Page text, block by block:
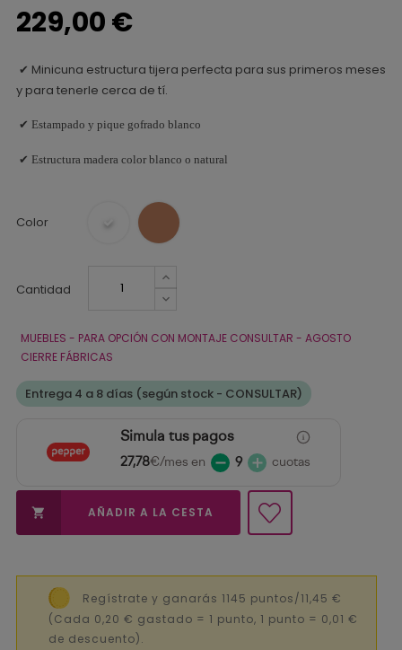
229,00 €
✔ Minicuna estructura tijera perfecta para sus primeros meses
y para tenerle cerca de tí.
✔ Estampado y pique gofrado blanco
✔ Estructura madera color blanco o natural
Color
Cantidad
MUEBLES - PARA OPCIÓN CON MONTAJE CONSULTAR - AGOSTO
CIERRE FÁBRICAS
Entrega 4 a 8 días (según stock - CONSULTAR)
Simula tus pagos
27,78€/mes en 9 cuotas
 AÑADIR A LA CESTA
Regístrate y ganarás 1145 puntos/11,45 €
(Cada 0,20 € gastado = 1 punto, 1 punto = 0,01 €
de descuento).